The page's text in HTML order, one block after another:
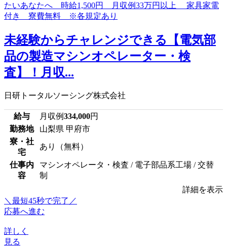
未経験からチャレンジできる【電気部
品の製造マシンオペレーター・検
査】！月収...
日研トータルソーシング株式会社
給与 月収例334,000円
勤務地
山梨県 甲府市
寮・社
宅
あり（無料）
仕事内
容
マシンオペレータ・検査 / 電子部品系工場 / 交替
制
詳細を表示
＼最短45秒で完了／
応募へ進む
詳しく
見る